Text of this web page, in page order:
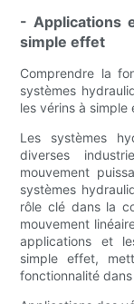
- Applications
simple effet
Comprendre la
systèmes
les vérins à simple
Les systèmes
diverses
mouvement
systèmes
rôle clé dans la
mouvement
applications et
simple effet,
fonctionnalité